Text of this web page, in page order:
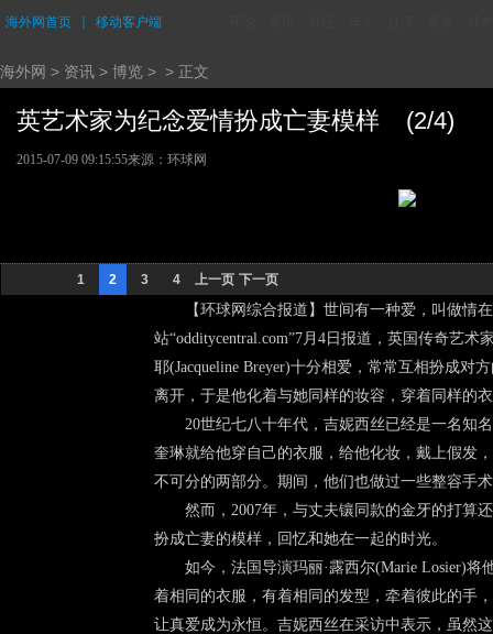
海外网首页 移动客户端
海外网 > 资讯 > 博览 > > 正文
英艺术家为纪念爱情扮成亡妻模样 (2/4)
2015-07-09 09:15:55来源：环球网
1 2 3 4 上一页 下一页
【环球网综合报道】世间有一种爱，叫做情
站“odditycentral.com”7月4日报道，英国传奇艺术
耶(Jacqueline Breyer)十分相爱，常常互相扮成对
离开，于是他化着与她同样的妆容，穿着同样的
20世纪七八十年代，吉妮西丝已经是一名知
奎琳就给他穿自己的衣服，给他化妆，戴上假发
不可分的两部分。期间，他们也做过一些整容手
然而，2007年，与丈夫镶同款的金牙的打算
扮成亡妻的模样，回忆和她在一起的时光。
如今，法国导演玛丽·露西尔(Marie Losier)
着相同的衣服，有着相同的发型，牵着彼此的手
让真爱成为永恒。吉妮西丝在采访中表示，虽然